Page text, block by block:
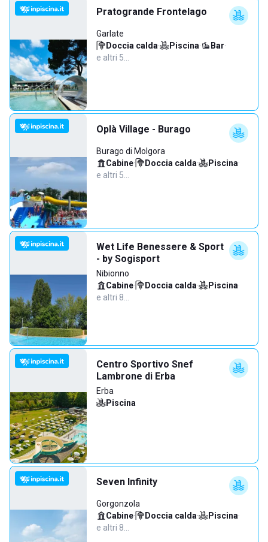
Pratogrande Frontelago
Garlate
Doccia calda· Piscina· Bar·
e altri 5…
Oplà Village - Burago
Burago di Molgora
Cabine· Doccia calda· Piscina·
e altri 5…
Wet Life Benessere & Sport
- by Sogisport
Nibionno
Cabine· Doccia calda· Piscina·
e altri 8…
Centro Sportivo Snef
Lambrone di Erba
Erba
Piscina
Seven Infinity
Gorgonzola
Cabine· Doccia calda· Piscina·
e altri 8…